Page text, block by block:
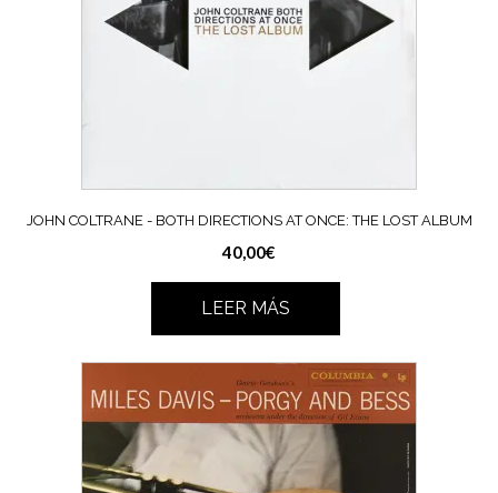
JOHN COLTRANE ‎- BOTH DIRECTIONS AT ONCE: THE LOST ALBUM
40,00€
LEER MÁS